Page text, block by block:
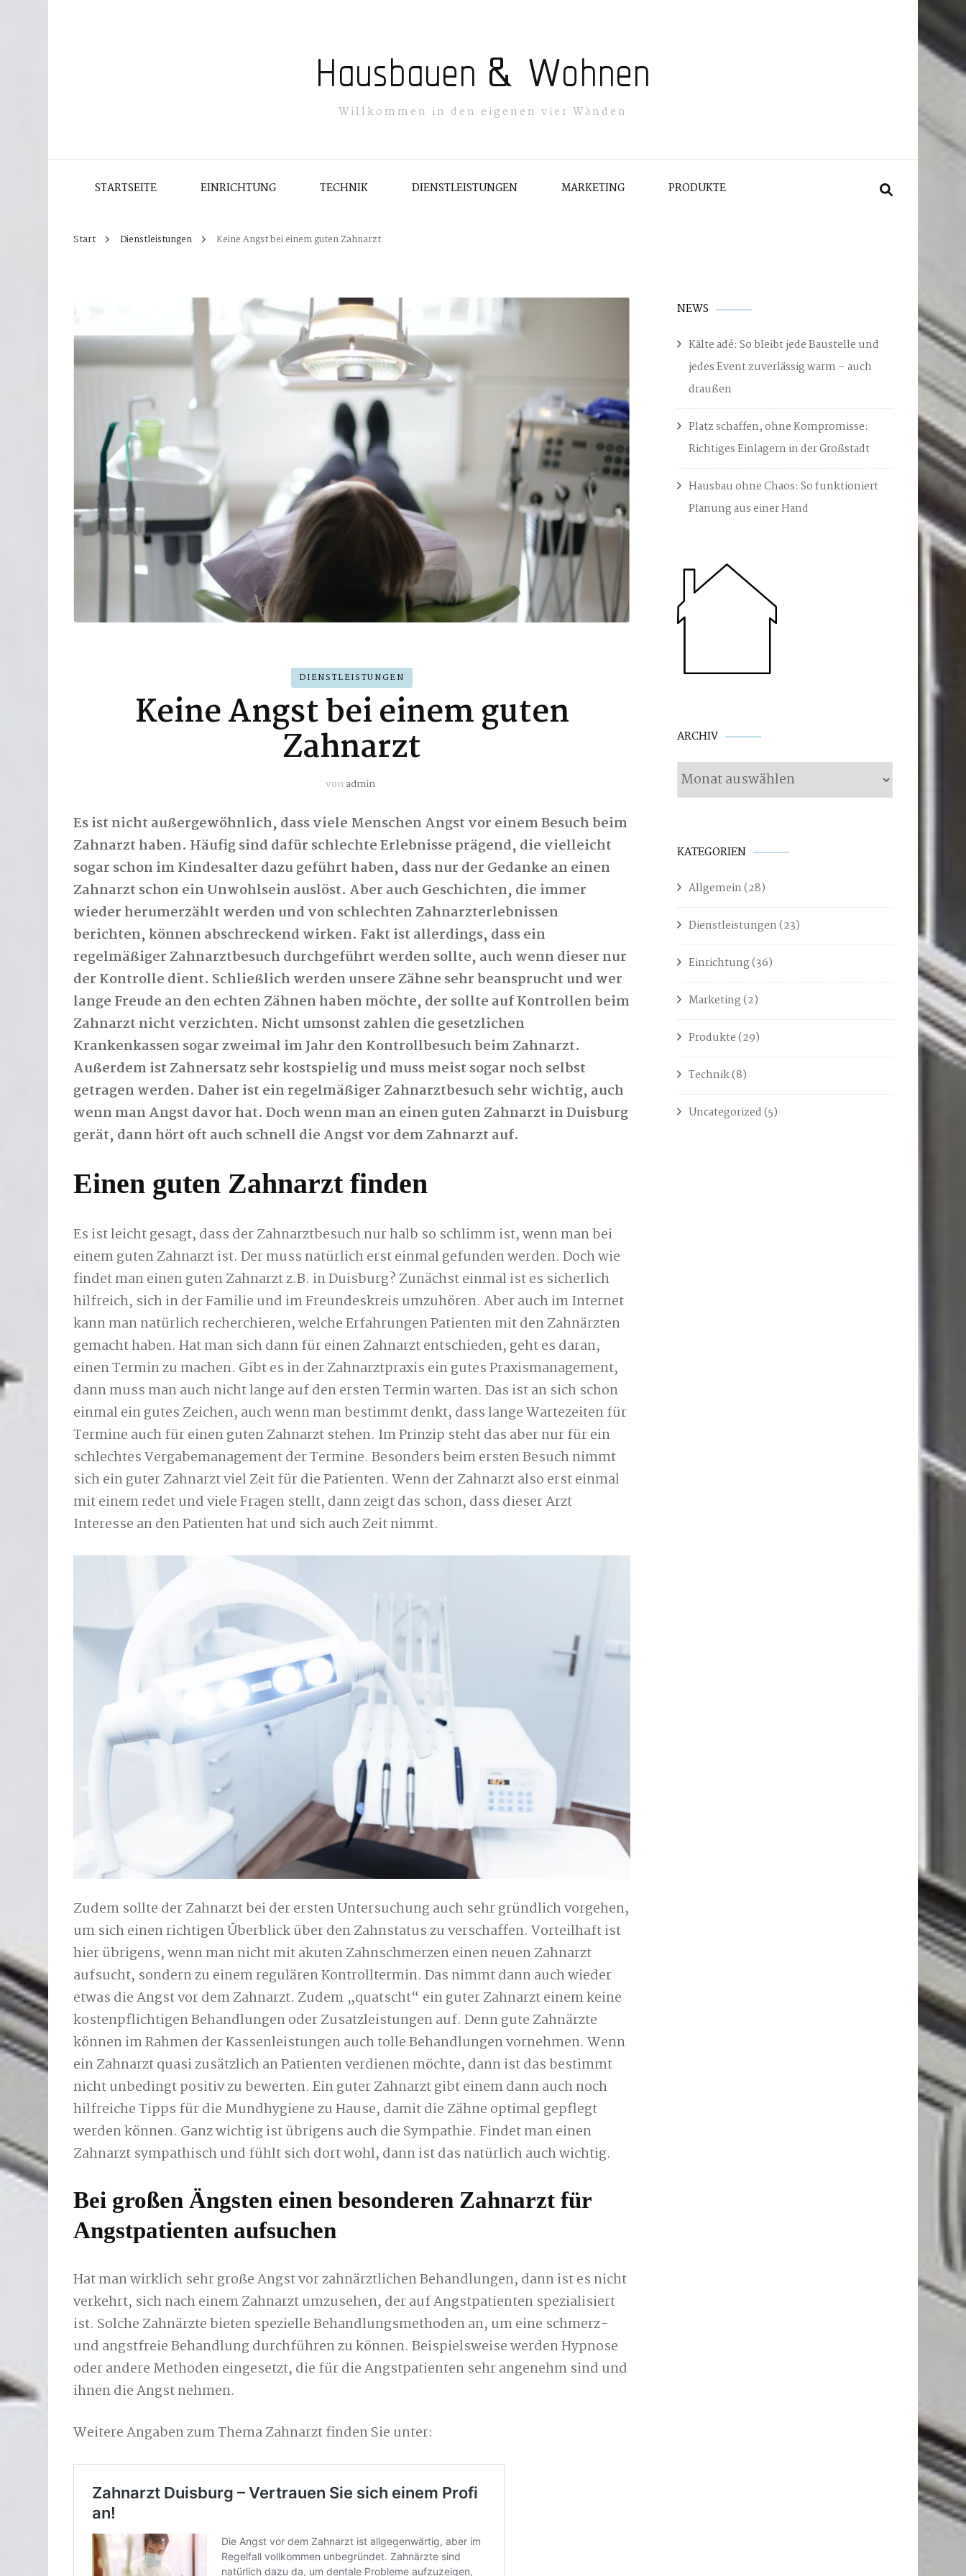
Hausbauen & Wohnen
Willkommen in den eigenen vier Wänden
STARTSEITE EINRICHTUNG TECHNIK DIENSTLEISTUNGEN MARKETING PRODUKTE
Start Dienstleistungen Keine Angst bei einem guten Zahnarzt
DIENSTLEISTUNGEN
Keine Angst bei einem guten
Zahnarzt
vonadmin
Es ist nicht außergewöhnlich, dass viele Menschen Angst vor einem Besuch beim
Zahnarzt haben. Häufig sind dafür schlechte Erlebnisse prägend, die vielleicht
sogar schon im Kindesalter dazu geführt haben, dass nur der Gedanke an einen
Zahnarzt schon ein Unwohlsein auslöst. Aber auch Geschichten, die immer
wieder herumerzählt werden und von schlechten Zahnarzterlebnissen
berichten, können abschreckend wirken. Fakt ist allerdings, dass ein
regelmäßiger Zahnarztbesuch durchgeführt werden sollte, auch wenn dieser nur
der Kontrolle dient. Schließlich werden unsere Zähne sehr beansprucht und wer
lange Freude an den echten Zähnen haben möchte, der sollte auf Kontrollen beim
Zahnarzt nicht verzichten. Nicht umsonst zahlen die gesetzlichen
Krankenkassen sogar zweimal im Jahr den Kontrollbesuch beim Zahnarzt.
Außerdem ist Zahnersatz sehr kostspielig und muss meist sogar noch selbst
getragen werden. Daher ist ein regelmäßiger Zahnarztbesuch sehr wichtig, auch
wenn man Angst davor hat. Doch wenn man an einen guten Zahnarzt in Duisburg
gerät, dann hört oft auch schnell die Angst vor dem Zahnarzt auf.
Einen guten Zahnarzt finden
Es ist leicht gesagt, dass der Zahnarztbesuch nur halb so schlimm ist, wenn man bei
einem guten Zahnarzt ist. Der muss natürlich erst einmal gefunden werden. Doch wie
findet man einen guten Zahnarzt z.B. in Duisburg? Zunächst einmal ist es sicherlich
hilfreich, sich in der Familie und im Freundeskreis umzuhören. Aber auch im Internet
kann man natürlich recherchieren, welche Erfahrungen Patienten mit den Zahnärzten
gemacht haben. Hat man sich dann für einen Zahnarzt entschieden, geht es daran,
einen Termin zu machen. Gibt es in der Zahnarztpraxis ein gutes Praxismanagement,
dann muss man auch nicht lange auf den ersten Termin warten. Das ist an sich schon
einmal ein gutes Zeichen, auch wenn man bestimmt denkt, dass lange Wartezeiten für
Termine auch für einen guten Zahnarzt stehen. Im Prinzip steht das aber nur für ein
schlechtes Vergabemanagement der Termine. Besonders beim ersten Besuch nimmt
sich ein guter Zahnarzt viel Zeit für die Patienten. Wenn der Zahnarzt also erst einmal
mit einem redet und viele Fragen stellt, dann zeigt das schon, dass dieser Arzt
Interesse an den Patienten hat und sich auch Zeit nimmt.
Zudem sollte der Zahnarzt bei der ersten Untersuchung auch sehr gründlich vorgehen,
um sich einen richtigen Überblick über den Zahnstatus zu verschaffen. Vorteilhaft ist
hier übrigens, wenn man nicht mit akuten Zahnschmerzen einen neuen Zahnarzt
aufsucht, sondern zu einem regulären Kontrolltermin. Das nimmt dann auch wieder
etwas die Angst vor dem Zahnarzt. Zudem „quatscht“ ein guter Zahnarzt einem keine
kostenpflichtigen Behandlungen oder Zusatzleistungen auf. Denn gute Zahnärzte
können im Rahmen der Kassenleistungen auch tolle Behandlungen vornehmen. Wenn
ein Zahnarzt quasi zusätzlich an Patienten verdienen möchte, dann ist das bestimmt
nicht unbedingt positiv zu bewerten. Ein guter Zahnarzt gibt einem dann auch noch
hilfreiche Tipps für die Mundhygiene zu Hause, damit die Zähne optimal gepflegt
werden können. Ganz wichtig ist übrigens auch die Sympathie. Findet man einen
Zahnarzt sympathisch und fühlt sich dort wohl, dann ist das natürlich auch wichtig.
Bei großen Ängsten einen besonderen Zahnarzt für
Angstpatienten aufsuchen
Hat man wirklich sehr große Angst vor zahnärztlichen Behandlungen, dann ist es nicht
verkehrt, sich nach einem Zahnarzt umzusehen, der auf Angstpatienten spezialisiert
ist. Solche Zahnärzte bieten spezielle Behandlungsmethoden an, um eine schmerz-
und angstfreie Behandlung durchführen zu können. Beispielsweise werden Hypnose
oder andere Methoden eingesetzt, die für die Angstpatienten sehr angenehm sind und
ihnen die Angst nehmen.
Weitere Angaben zum Thema Zahnarzt finden Sie unter:
NEWS
Kälte adé: So bleibt jede Baustelle und
jedes Event zuverlässig warm – auch
draußen
Platz schaffen, ohne Kompromisse:
Richtiges Einlagern in der Großstadt
Hausbau ohne Chaos: So funktioniert
Planung aus einer Hand
ARCHIV Archiv
KATEGORIEN
Allgemein(28)
Dienstleistungen(23)
Einrichtung(36)
Marketing(2)
Produkte(29)
Technik(8)
Uncategorized(5)